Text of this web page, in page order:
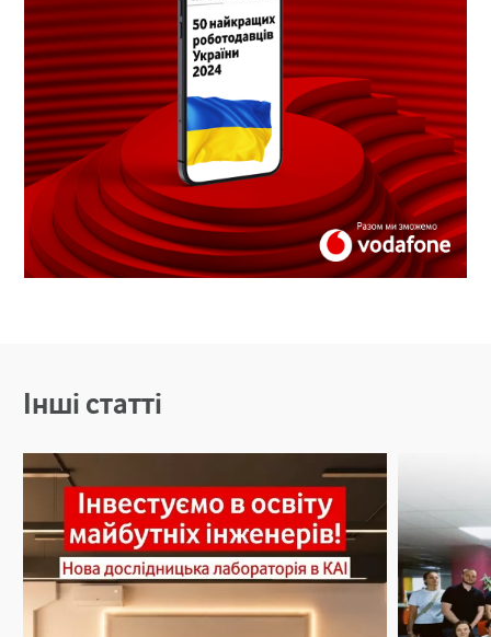
Інші статті